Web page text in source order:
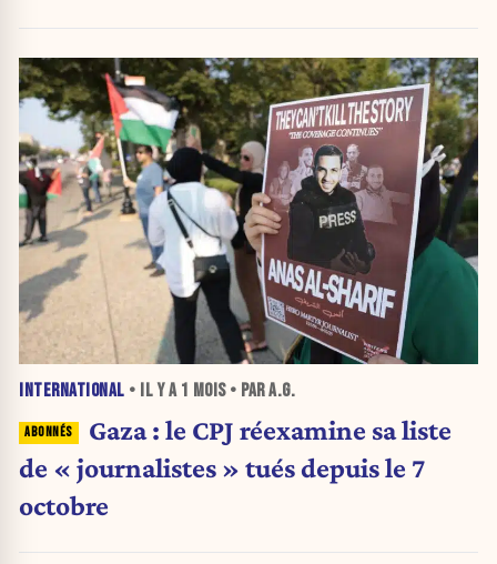
INTERNATIONAL • IL Y A 1 MOIS• PAR A.G.
Gaza : le CPJ réexamine sa liste
de « journalistes » tués depuis le 7
octobre